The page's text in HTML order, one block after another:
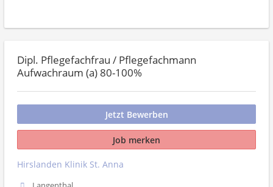
Dipl. Pflegefachfrau / Pflegefachmann
Aufwachraum (a) 80-100%
Jetzt Bewerben
Job merken
Hirslanden Klinik St. Anna